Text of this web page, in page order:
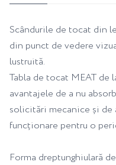
Scândurile de tocat din
din punct de vedere
lustruită.
Tabla de tocat MEAT de
avantajele de a nu
solicitări mecanice și de
funcționare pentru o
Forma dreptunghiulară